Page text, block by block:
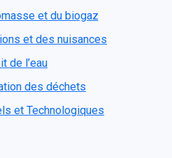
et du biogaz
et des nuisances
de l’eau
des déchets
et Technologiques